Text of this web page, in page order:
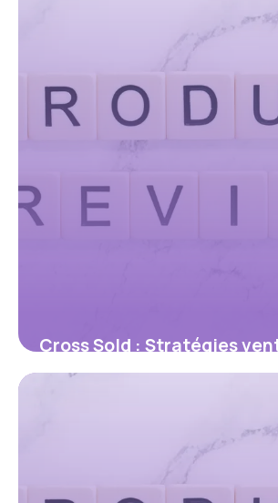
Cross Sold : Stratégies
2026